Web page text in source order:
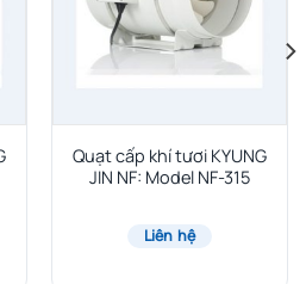
Quạt cấp khí tươi KYUNG
JIN NF: Model NF-315
Liên hệ